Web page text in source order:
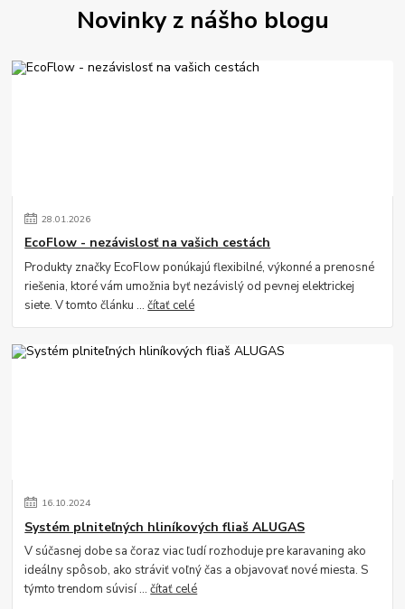
Novinky z nášho blogu
28.01.2026
EcoFlow - nezávislosť na vašich cestách
Produkty značky EcoFlow ponúkajú flexibilné, výkonné a prenosné
riešenia, ktoré vám umožnia byť nezávislý od pevnej elektrickej
siete. V tomto článku ...čítať celé
16.10.2024
Systém plniteľných hliníkových fliaš ALUGAS
V súčasnej dobe sa čoraz viac ľudí rozhoduje pre karavaning ako
ideálny spôsob, ako stráviť voľný čas a objavovať nové miesta. S
týmto trendom súvisí ...čítať celé